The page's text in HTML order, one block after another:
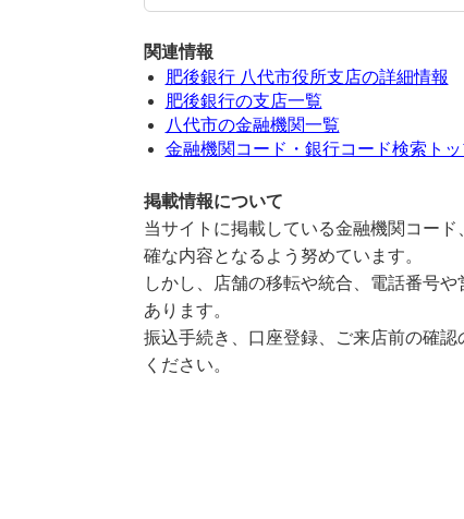
関連情報
肥後銀行 八代市役所支店の詳細情報
肥後銀行の支店一覧
八代市の金融機関一覧
金融機関コード・銀行コード検索ト
掲載情報について
当サイトに掲載している金融機関コー
確な内容となるよう努めています。
しかし、店舗の移転や統合、電話番号
あります。
振込手続き、口座登録、ご来店前の確
ください。